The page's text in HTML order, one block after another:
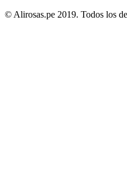
© Alirosas.pe 2019. Todos los